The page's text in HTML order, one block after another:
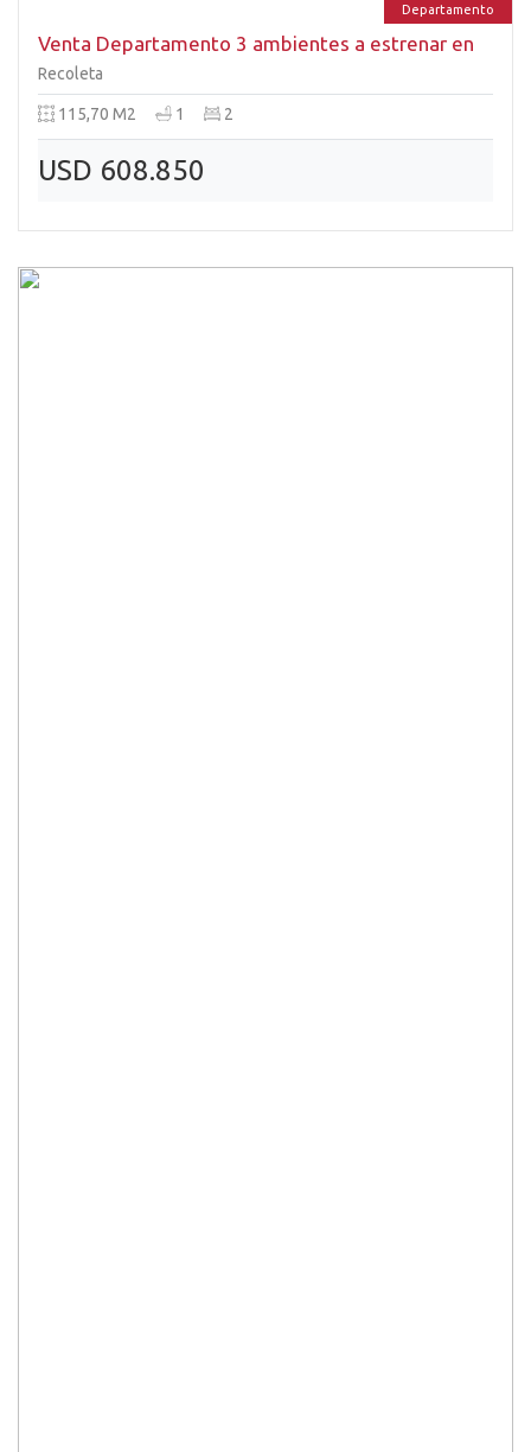
Departamento
Venta Departamento 3 ambientes a estrenar en
Recoleta
Recoleta
115,70 M2 1 2
USD 608.850